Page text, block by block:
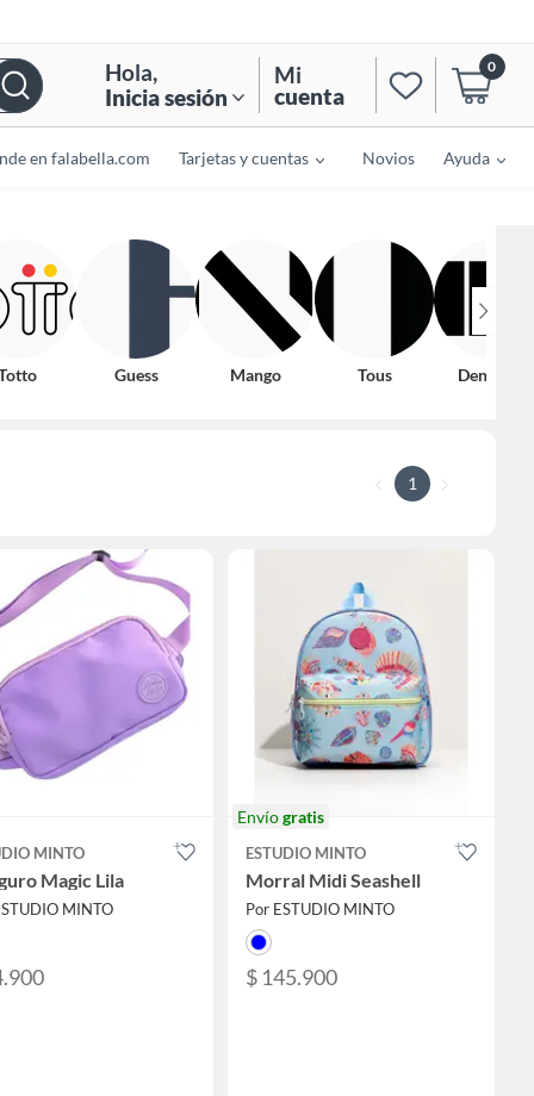
Hola,
Inicia sesión
Mi
cuenta
0
en falabella.com Tarjetas y cuentas Novios Ayuda
Guess Mango Tous Denimlab
1
MINTO
Magic Lila
MINTO
Envíogratis
ESTUDIO MINTO
Morral Midi Seashell
Por ESTUDIO MINTO
$ 145.900